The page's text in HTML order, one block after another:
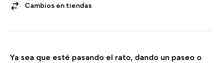
Cambios en tiendas
Ya sea que esté pasando el rato, dando un paseo o